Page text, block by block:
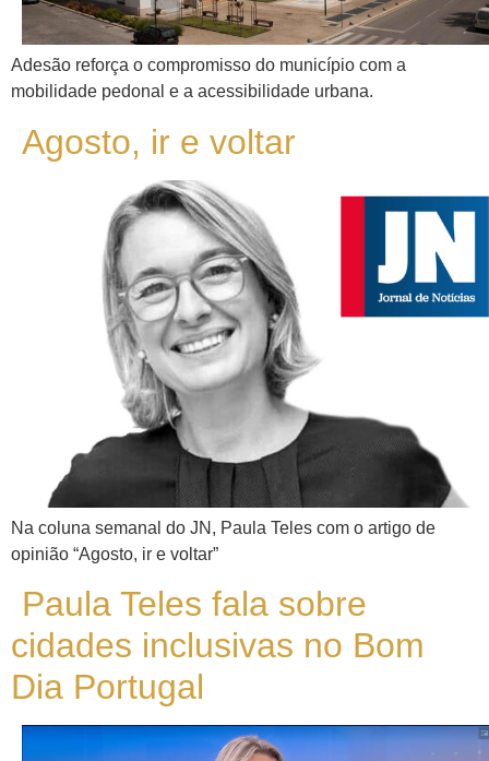
Adesão reforça o compromisso do município com a
mobilidade pedonal e a acessibilidade urbana.
Agosto, ir e voltar
Na coluna semanal do JN, Paula Teles com o artigo de
opinião “Agosto, ir e voltar”
Paula Teles fala sobre
cidades inclusivas no Bom
Dia Portugal